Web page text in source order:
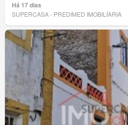
Há 17 dias
SUPERCASA - PREDIMED IMOBILÍARIA